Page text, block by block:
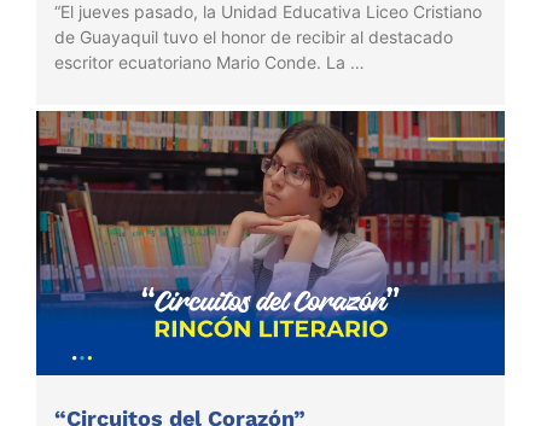
“El jueves pasado, la Unidad Educativa Liceo Cristiano
de Guayaquil tuvo el honor de recibir al destacado
escritor ecuatoriano Mario Conde. La …
“Circuitos del Corazón”